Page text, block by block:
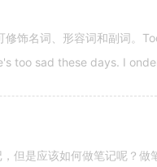
饰名词、形容词和副词。
too sad these days. I
但是应该如何做笔记呢？